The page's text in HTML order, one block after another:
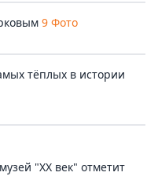
9 Фото
тёплых в истории
"ХХ век" отметит